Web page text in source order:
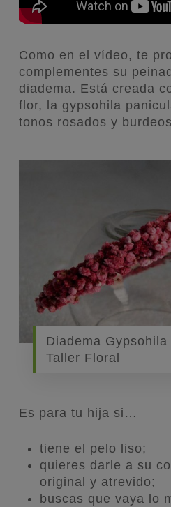
Como en el vídeo, te
complementes su
diadema. Está creada
flor, la gypsohila
tonos rosados y
Diadema
Taller Floral
Es para tu hija si…
tiene el pelo liso;
quieres darle a su
original y atrevido;
buscas que vaya lo